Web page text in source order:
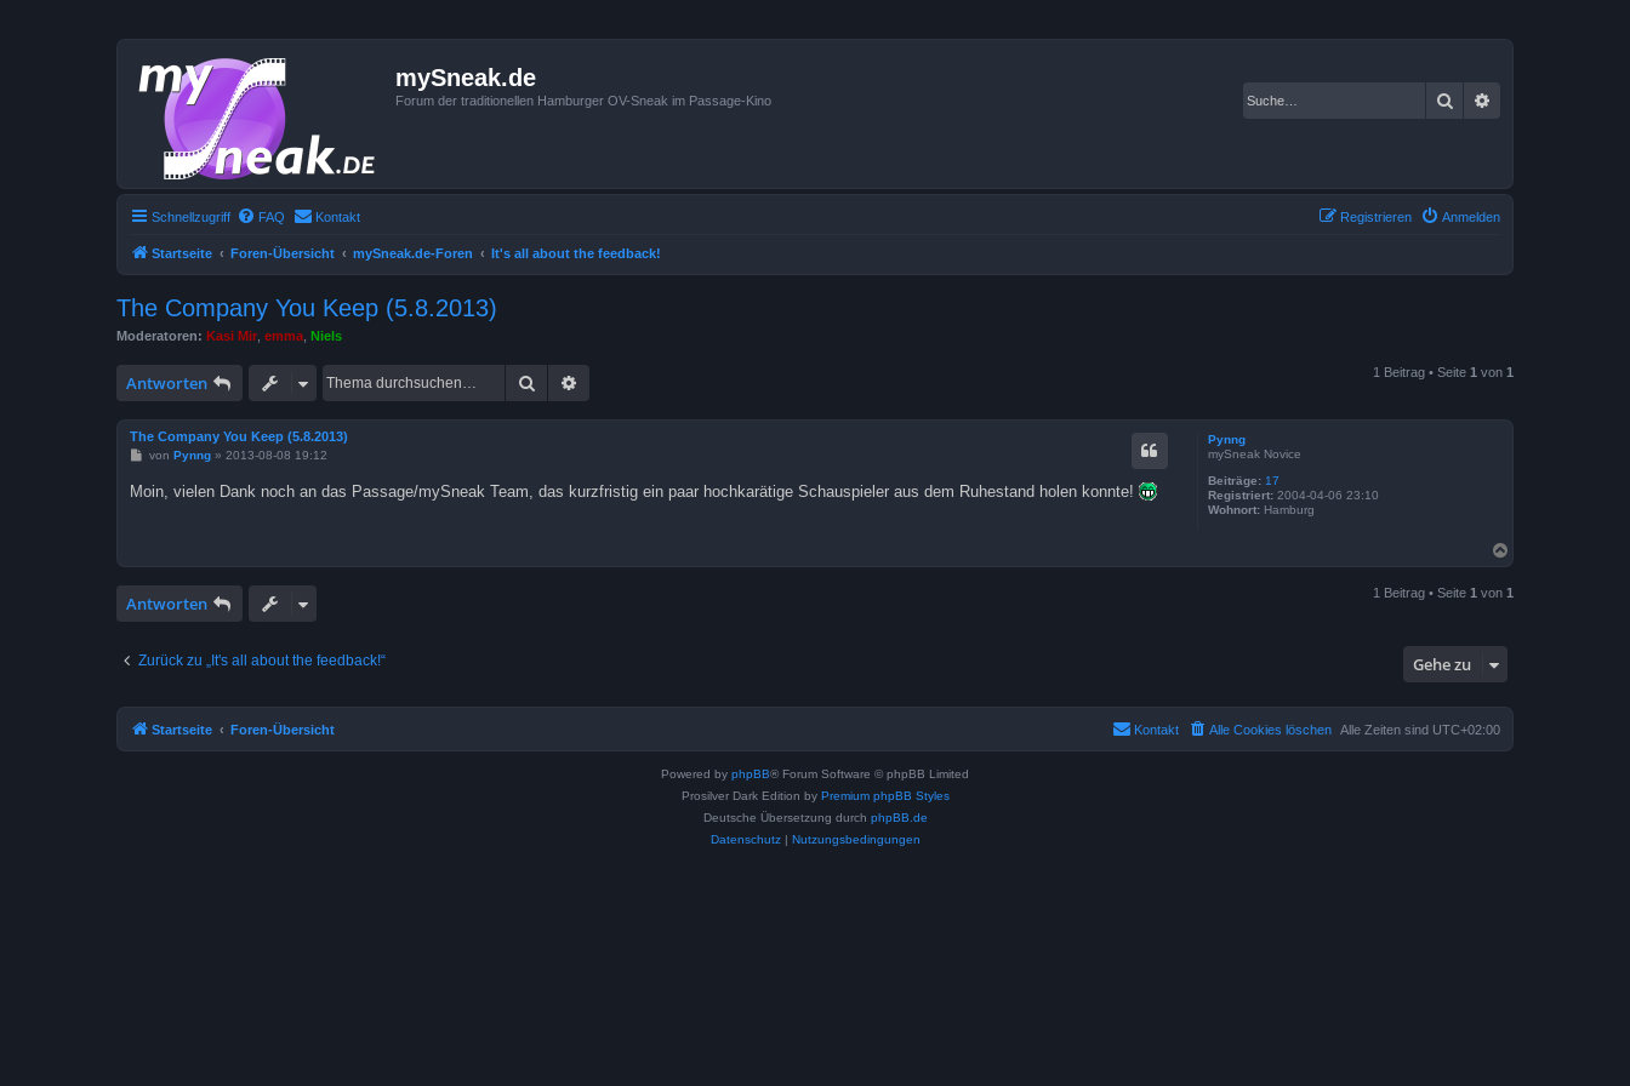
mySneak.de
Forum der traditionellen Hamburger OV-Sneak im Passage-Kino Suche
Schnellzugriff FAQ Kontakt Anmelden
Registrieren
Startseite Foren-Übersicht mySneak.de-Foren It's all about the feedback!
The Company You Keep (5.8.2013)
Moderatoren: Kasi Mir emma Niels
Antworten Suche 1 Beitrag • Seite 1 von 1
Pynng
mySneak Novice
Beiträge: 17
Registriert: 2004-04-06 23:10
Wohnort: Hamburg
The Company You Keep (5.8.2013)
B
t
von Pynng» 2013-08-08 19:12
Moin, vielen Dank noch an das Passage/mySneak Team, das kurzfristig ein paar hochkarätige Schauspieler aus dem Ruhestand holen konnte!
a
h
Antworten 1 Beitrag • Seite 1 von 1
Zurück zu „It's all about the feedback!“ Gehe zu
Startseite Foren-Übersicht Alle Zeiten sind UTC+02:00
Alle Cookies löschen
Kontakt
Powered by phpBB® Forum Software © phpBB Limited
Prosilver Dark Edition by Premium phpBB Styles
Deutsche Übersetzung durch phpBB.de
Datenschutz| Nutzungsbedingungen